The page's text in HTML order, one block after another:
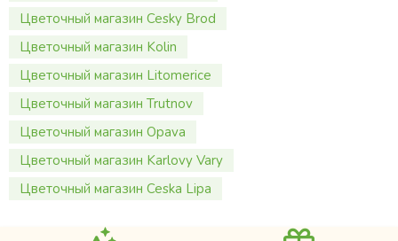
Цветочный магазин Cesky Brod
Цветочный магазин Kolin
Цветочный магазин Litomerice
Цветочный магазин Trutnov
Цветочный магазин Opava
Цветочный магазин Karlovy Vary
Цветочный магазин Ceska Lipa